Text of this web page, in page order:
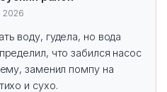
2026
воду, гудела, но вода
что забился насос
заменил помпу на
и сухо.